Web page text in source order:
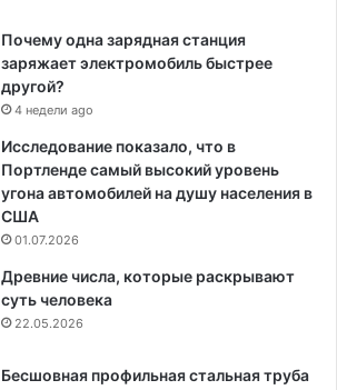
Почему одна зарядная станция
заряжает электромобиль быстрее
другой?
4 недели ago
Исследование показало, что в
Портленде самый высокий уровень
угона автомобилей на душу населения в
США
01.07.2026
Древние числа, которые раскрывают
суть человека
22.05.2026
Бесшовная профильная стальная труба